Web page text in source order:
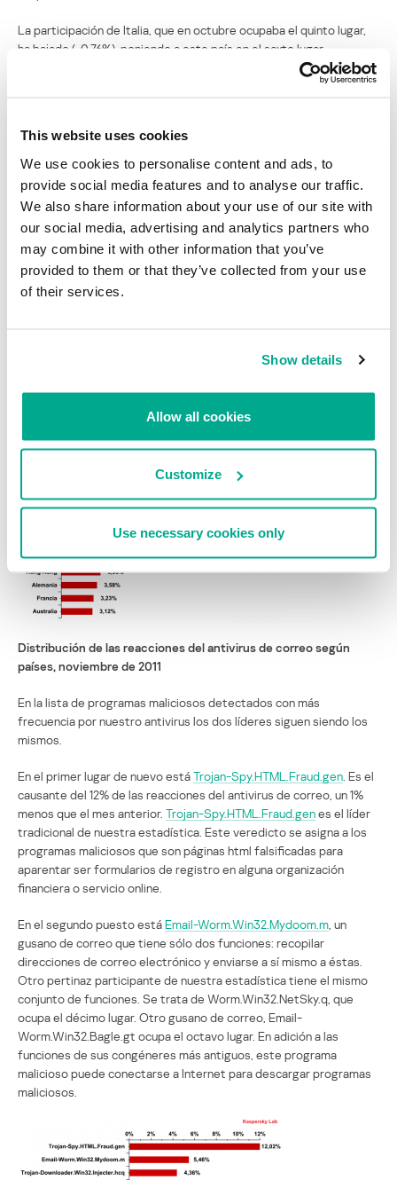
This website uses cookies
We use cookies to personalise content and ads, to
provide social media features and to analyse our traffic.
We also share information about your use of our site with
our social media, advertising and analytics partners who
may combine it with other information that you’ve
provided to them or that they’ve collected from your use
of their services.
Show details
Allow all cookies
Customize
Use necessary cookies only
La participación de Italia, que en octubre ocupaba el quinto lugar,
ha bajado (-0,76%), poniendo a este país en el sexto lugar.
En noviembre, el 3% de todos los mensajes electrónicos contenían
ficheros maliciosos, es decir un 0,5% más que el mes anterior.
Los dos países líderes por reacciones del antivirus de correo no
han cambiado en noviembre: Rusia sigue en el primer lugar, por
encima de EE.UU. en un 6%. Los índices de ambos países han
crecido en comparación en el mes anterior en un 33,39% y 2,77%
respectivamente.
estadística estos países ocupan los puestos cuarto y décimo
Los cambios en la cantidad de reacciones del antivirus de correo
Distribución de las reacciones del antivirus de correo según
países, noviembre de 2011
En la lista de programas maliciosos detectados con más
frecuencia por nuestro antivirus los dos líderes siguen siendo los
mismos.
En el primer lugar de nuevo estáTrojan-Spy.HTML.Fraud.gen . Es el
causante del 12% de las reacciones del antivirus de correo, un 1%
menos que el mes anterior. Trojan-Spy.HTML.Fraud.genes el líder
tradicional de nuestra estadística. Este veredicto se asigna a los
programas maliciosos que son páginas html falsificadas para
aparentar ser formularios de registro en alguna organización
financiera o servicio online.
En el segundo puesto estáEmail-Worm.Win32.Mydoom.m , un
gusano de correo que tiene sólo dos funciones: recopilar
direcciones de correo electrónico y enviarse a sí mismo a éstas.
Otro pertinaz participante de nuestra estadística tiene el mismo
conjunto de funciones. Se trata de Worm.Win32.NetSky.q, que
ocupa el décimo lugar. Otro gusano de correo, Email-
Worm.Win32.Bagle.gt ocupa el octavo lugar. En adición a las
funciones de sus congéneres más antiguos, este programa
malicioso puede conectarse a Internet para descargar programas
maliciosos.